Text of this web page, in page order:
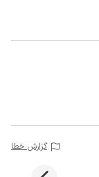
گزارش خطا